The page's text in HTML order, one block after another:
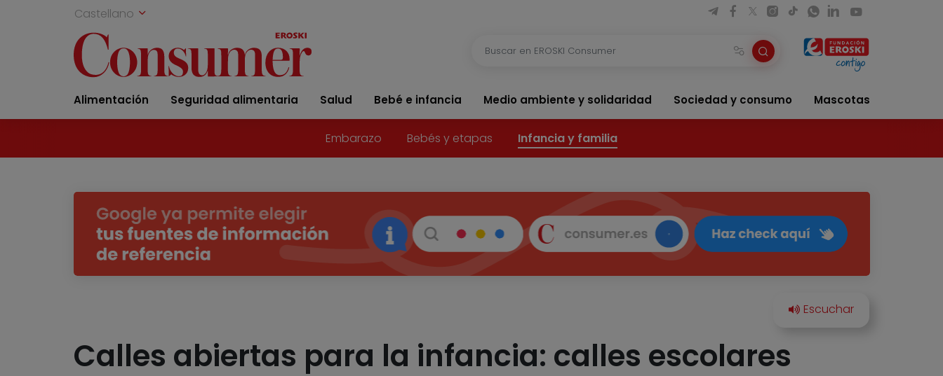
Castellano
Alimentación Seguridad alimentaria Salud Bebé e infancia Medio ambiente y solidaridad Sociedad y consumo Mascotas
Embarazo Bebés y etapas Infancia y familia
Calles abiertas para la infancia: calles escolares